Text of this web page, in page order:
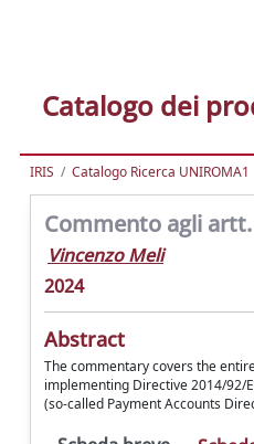
Catalogo dei
IRIS Catalogo Ricerca UNIROMA1
Commento agli artt.
Vincenzo Meli
2024
Abstract
The commentary covers the
implementing Directive 2014/92/
(so-called Payment Accounts